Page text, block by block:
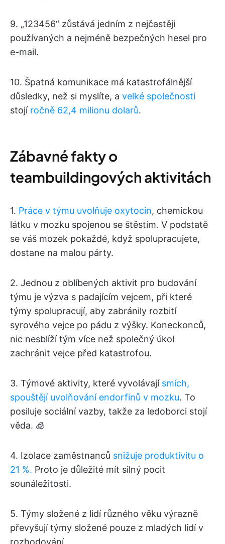
9. „123456“ zůstává jedním z nejčastěji
používaných a nejméně bezpečných hesel pro
e-mail.
10. Špatná komunikace má katastrofálnější
důsledky, než si myslíte, a velké společnosti
stojí ročně 62,4 milionu dolarů.
Zábavné fakty o
teambuildingových aktivitách
1. Práce v týmu uvolňuje oxytocin, chemickou
látku v mozku spojenou se štěstím. V podstatě
se váš mozek pokaždé, když spolupracujete,
dostane na malou párty.
2. Jednou z oblíbených aktivit pro budování
týmu je výzva s padajícím vejcem, při které
týmy spolupracují, aby zabránily rozbití
syrového vejce po pádu z výšky. Koneckonců,
nic nesblíží tým více než společný úkol
zachránit vejce před katastrofou.
3. Týmové aktivity, které vyvolávají smích,
spouštějí uvolňování endorfinů v mozku. To
posiluje sociální vazby, takže za ledoborci stojí
věda. 🧊
4. Izolace zaměstnanců snižuje produktivitu o
21 %. Proto je důležité mít silný pocit
sounáležitosti.
5. Týmy složené z lidí různého věku výrazně
převyšují týmy složené pouze z mladých lidí v
rozhodování.